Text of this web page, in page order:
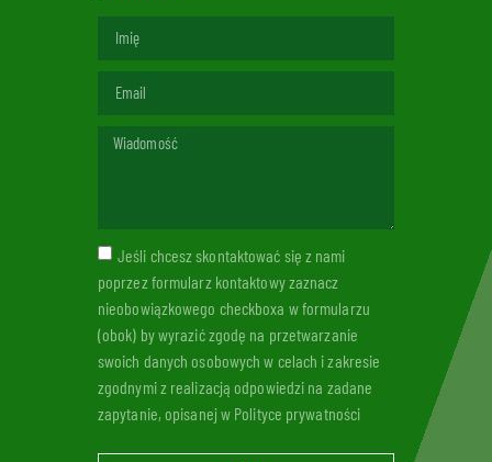
Jeśli chcesz skontaktować się z nami
poprzez formularz kontaktowy zaznacz
nieobowiązkowego checkboxa w formularzu
(obok) by wyrazić zgodę na przetwarzanie
swoich danych osobowych w celach i zakresie
zgodnymi z realizacją odpowiedzi na zadane
zapytanie, opisanej w Polityce prywatności